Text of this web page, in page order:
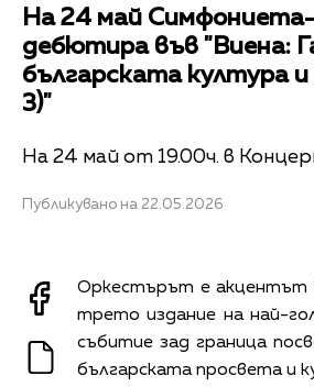
На 24 май
дебютира във "Виена:
българската култура и
3)"
На 24 май от 19.00ч. в
Публикувано на 22.05.2026
Оркестърът е акцентът
трето издание на най-
събитие зад граница
българската просвета и